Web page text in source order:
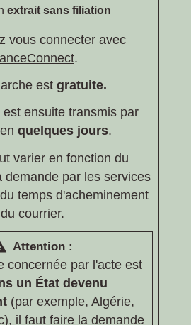
extrait sans filiation
vous connecter avec
.
est gratuite.
ensuite transmis par
quelques jours.
varier en fonction du
demande par les services
temps d'acheminement
du courrier.
Attention :
concernée par l'acte est
un État devenu
(par exemple, Algérie,
il faut faire la demande